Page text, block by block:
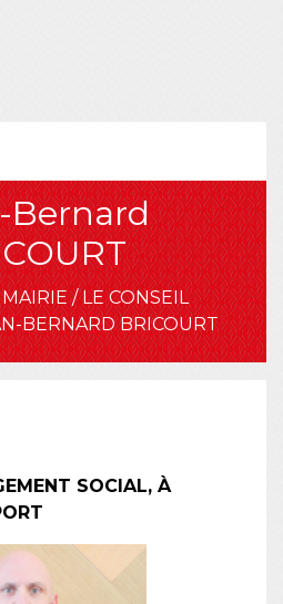
Bernard
/LE CONSEIL
BERNARD BRICOURT
SOCIAL, À